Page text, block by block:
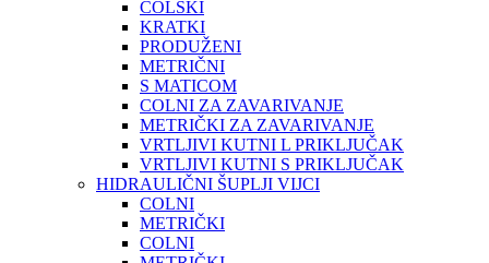
COLSKI
KRATKI
PRODUŽENI
METRIČNI
S MATICOM
COLNI ZA ZAVARIVANJE
METRIČKI ZA ZAVARIVANJE
VRTLJIVI KUTNI L PRIKLJUČAK
VRTLJIVI KUTNI S PRIKLJUČAK
HIDRAULIČNI ŠUPLJI VIJCI
COLNI
METRIČKI
COLNI